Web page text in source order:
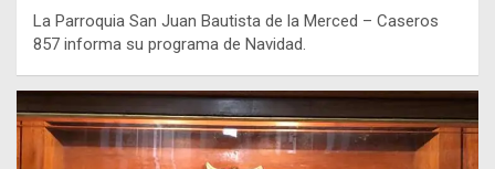
La Parroquia San Juan Bautista de la Merced – Caseros
857 informa su programa de Navidad.